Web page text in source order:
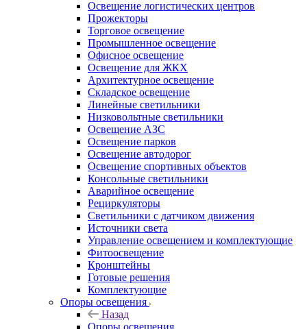
Освещение логистических центров
Прожекторы
Торговое освещение
Промышленное освещение
Офисное освещение
Освещение для ЖКХ
Архитектурное освещение
Складское освещение
Линейные светильники
Низковольтные светильники
Освещение АЗС
Освещение парков
Освещение автодорог
Освещение спортивных объектов
Консольные светильники
Аварийное освещение
Рециркуляторы
Светильники с датчиком движения
Источники света
Управление освещением и комплектующие
Фитоосвещение
Кронштейны
Готовые решения
Комплектующие
Опоры освещения
Назад
Опоры освещения